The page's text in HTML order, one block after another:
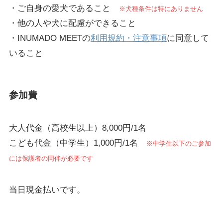
・ご自身の愛犬であること
※犬種条件は特にありません
・他の人や犬に配慮ができること
・INUMADO MEETの利用規約・注意事項に同意して
いること
参加費
大人代金（高校生以上）8,000円/1名
こども代金（中学生）1,000円/1名
※中学生以下のご参加
には保護者の同伴が必要です
当日現金払いです。